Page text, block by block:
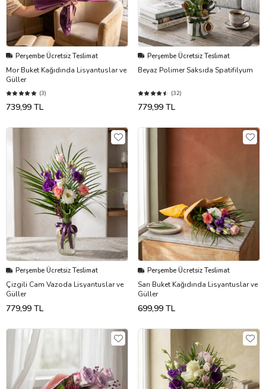
Perşembe Ücretsiz Teslimat
Mor Buket Kağıdında Lisyantuslar ve
Güller
(3)
739,99 TL
Perşembe Ücretsiz Teslimat
Beyaz Polimer Saksıda Spatifilyum
(32)
779,99 TL
Perşembe Ücretsiz Teslimat
Çizgili Cam Vazoda Lisyantuslar ve
Güller
779,99 TL
Perşembe Ücretsiz Teslimat
Sarı Buket Kağıdında Lisyantuslar ve
Güller
699,99 TL